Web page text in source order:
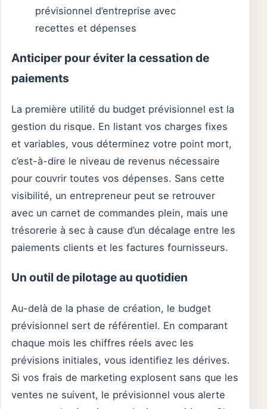
prévisionnel d’entreprise avec
recettes et dépenses
Anticiper pour éviter la cessation de
paiements
La première utilité du budget prévisionnel est la
gestion du risque. En listant vos charges fixes
et variables, vous déterminez votre point mort,
c’est-à-dire le niveau de revenus nécessaire
pour couvrir toutes vos dépenses. Sans cette
visibilité, un entrepreneur peut se retrouver
avec un carnet de commandes plein, mais une
trésorerie à sec à cause d’un décalage entre les
paiements clients et les factures fournisseurs.
Un outil de pilotage au quotidien
Au-delà de la phase de création, le budget
prévisionnel sert de référentiel. En comparant
chaque mois les chiffres réels avec les
prévisions initiales, vous identifiez les dérives.
Si vos frais de marketing explosent sans que les
ventes ne suivent, le prévisionnel vous alerte